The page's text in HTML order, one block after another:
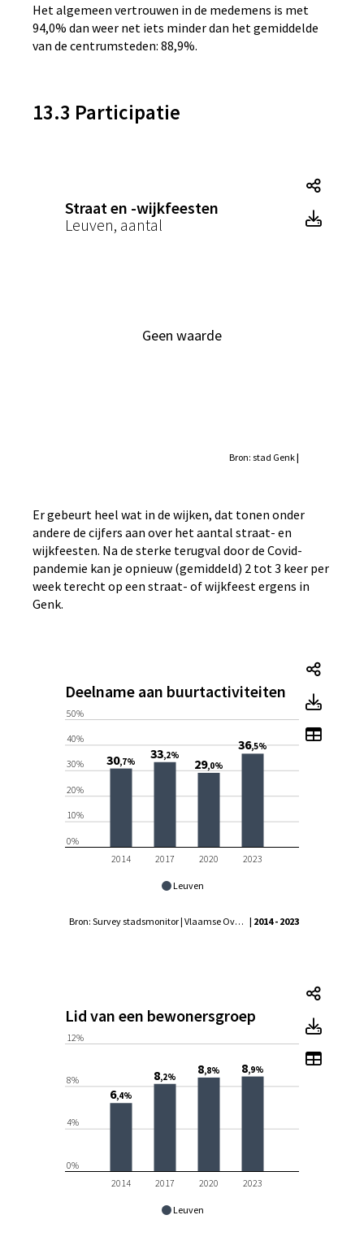
Het algemeen vertrouwen in de medemens is met
94,0% dan weer net iets minder dan het gemiddelde
van de centrumsteden: 88,9%.
13.3 Participatie
Straat en -wijkfeesten
Leuven, aantal
Geen waarde
Bron: stad Genk|
Er gebeurt heel wat in de wijken, dat tonen onder
andere de cijfers aan over het aantal straat- en
wijkfeesten. Na de sterke terugval door de Covid-
pandemie kan je opnieuw (gemiddeld) 2 tot 3 keer per
week terecht op een straat- of wijkfeest ergens in
Genk.
Deelname aan buurtactiviteiten
Leuven
2014 2017 2020 2023
0%
10%
20%
30%
40%
50%
30,7% 33,2%
29,0%
36,5%
Bron: Survey stadsmonitor | Vlaamse Overheid - Agentschap Binnenlands Bestuur, Statistiek Vlaanderen | 2014 - 2023
Toon
Lid van een bewonersgroep
Leuven
2014 2017 2020 2023
0%
4%
8%
12%
6,4%
8,2% 8,8% 8,9%
Lid
Lid
Toon